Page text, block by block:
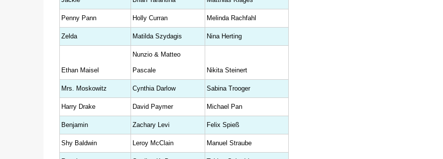
Penny Pann Holly Curran Melinda Rachfahl
Zelda Matilda Szydagis Nina Herting
Ethan Maisel
Nunzio & Matteo
Pascale Nikita Steinert
Mrs. Moskowitz Cynthia Darlow Sabina Trooger
Harry Drake David Paymer Michael Pan
Benjamin Zachary Levi Felix Spieß
Shy Baldwin Leroy McClain Manuel Straube